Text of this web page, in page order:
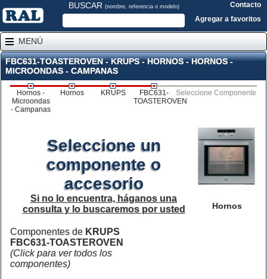
BUSCAR (nombre, referencia o modelo)
Contacto
Agregar a favoritos
MENÚ
FBC631-TOASTEROVEN - KRUPS - HORNOS - HORNOS -
MICROONDAS - CAMPANAS
Hornos -
Microondas
- Campanas
Hornos KRUPS
FBC631-
TOASTEROVEN
Seleccione Componente
Hornos
Seleccione un
componente o
accesorio
Si no lo encuentra, háganos una
consulta y lo buscaremos por usted
Componentes de KRUPS
FBC631-TOASTEROVEN
(Click para ver todos los
componentes)